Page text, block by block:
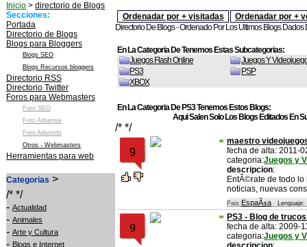
Inicio > directorio de Blogs
Secciones:
Portada
Directorio de Blogs
Blogs para Bloggers
Blogs SEO
Blogs Recursos bloggers
Directorio RSS
Directorio Twitter
Foros para Webmasters
Foro SEO
Foro Adsense
Foro Adwords
Otros - Webmasters
Herramientas para web
Categorias >
/* */
- Actualidad
- Animales
- Arte y Cultura
- Blogs e Internet
Ordenadar por + visitadas
Ordenadar por +
Directorio De Blogs - Ordenado Por Los Ultimos Blogs Dados
En La Categoria De Tenemos Estas Subcategorias:
Juegos Flash Online
Juegos Y
PS3
PSP
XBOX
En La Categoria De PS3 Tenemos Estos Blogs:
Aqui Salen Solo Los Blogs Editados En
/* */
9
maestro
fecha de alta: 2011-
categoria:Juegos y
descripcion:
EntÃ©rate de todo
noticias, nuevas
Pais: EspaÃ±a - Lenguaje:
9
PS3 - Blog de
fecha de alta: 2009-
categoria:Juegos y